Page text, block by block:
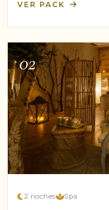
VER PACK
02
2 noches Spa